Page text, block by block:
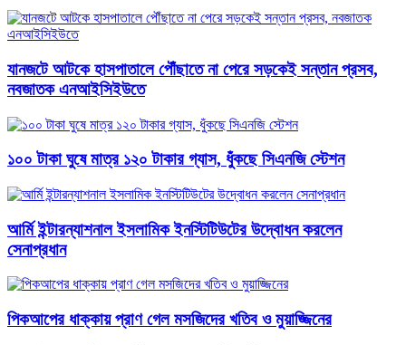
যানজটে আটকে হাসপাতালে পৌঁছাতে না পেরে সড়কেই সন্তান প্রসব,
নবজাতক এনআইসিইউতে
১০০ টাকা ঘুষে মাত্র ১২০ টাকার গ্যাস, ধুঁকছে সিএনজি স্টেশন
আর্মি ইন্টারন্যাশনাল ইসলামিক ইনস্টিটিউটের উদ্বোধন করলেন
সেনাপ্রধান
পিকআপের ধাক্কায় প্রাণ গেল মসজিদের খতিব ও মুয়াজ্জিনের